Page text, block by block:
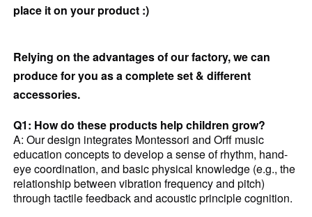
place it on your product :)
Relying on the advantages of our factory, we can
produce for you as a complete set & different
accessories.
Q1: How do these products help children grow?
A: Our design integrates Montessori and Orff music
education concepts to develop a sense of rhythm, hand-
eye coordination, and basic physical knowledge (e.g., the
relationship between vibration frequency and pitch)
through tactile feedback and acoustic principle cognition.